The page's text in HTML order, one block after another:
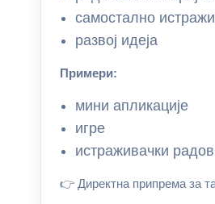
самостално
развој идеја
Примери:
мини апликације
игре
истраживачки
👉 Директна припрема за